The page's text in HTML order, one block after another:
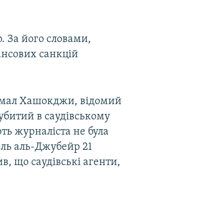
За його словами,
санкцій
Хашокджи, відомий
в саудівському
журналіста не була
аль-Джубейр 21
що саудівські агенти,